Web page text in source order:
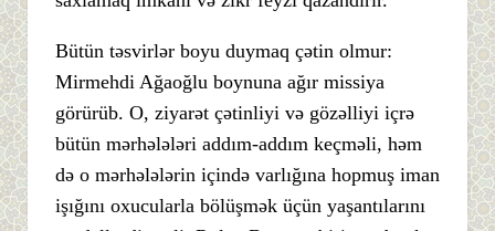
Bütün təsvirlər boyu duymaq çətin olmur:
Mirmehdi Ağaoğlu boynuna ağır missiya
görürüb. O, ziyarət çətinliyi və gözəlliyi içrə
bütün mərhələləri addım-addım keçməli, həm
də o mərhələlərin içində varlığına hopmuş iman
işığını oxucularla bölüşmək üçün yaşantılarını